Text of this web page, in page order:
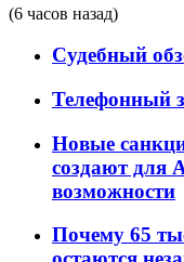
(6 часов назад)
Судебный
Телефонный
Новые
создают для
возможности
Почему 65